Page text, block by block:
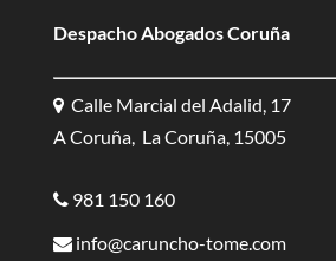
Despacho Abogados Coruña
Calle Marcial del Adalid, 17
A Coruña, La Coruña, 15005
981 150 160
info@caruncho-tome.com